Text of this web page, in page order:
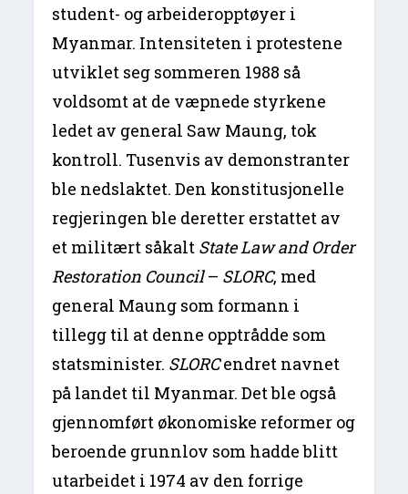
student- og arbeideropptøyer i
Myanmar. Intensiteten i protestene
utviklet seg sommeren 1988 så
voldsomt at de væpnede styrkene
ledet av general Saw Maung, tok
kontroll. Tusenvis av demonstranter
ble nedslaktet. Den konstitusjonelle
regjeringen ble deretter erstattet av
et militært såkalt State Law and Order
Restoration Council– SLORC, med
general Maung som formann i
tillegg til at denne opptrådde som
statsminister. SLORCendret navnet
på landet til Myanmar. Det ble også
gjennomført økonomiske reformer og
beroende grunnlov som hadde blitt
utarbeidet i 1974 av den forrige